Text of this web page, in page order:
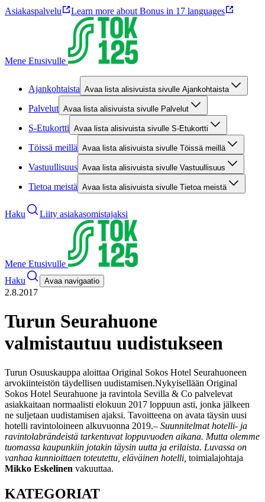
Asiakaspalvelu Learn more about Bonus in 17 languages
Mene Etusivulle
Ajankohtaista Avaa lista alisivuista sivulle Ajankohtaista
Palvelut Avaa lista alisivuista sivulle Palvelut
S-Etukortti Avaa lista alisivuista sivulle S-Etukortti
Töissä meillä Avaa lista alisivuista sivulle Töissä meillä
Vastuullisuus Avaa lista alisivuista sivulle Vastuullisuus
Tietoa meistä Avaa lista alisivuista sivulle Tietoa meistä
Haku Liity asiakasomistajaksi
Mene Etusivulle
Haku
Avaa navigaatio
2.8.2017
Turun Seurahuone
valmistautuu uudistukseen
Turun Osuuskauppa aloittaa Original Sokos Hotel Seurahuoneen
arvokiinteistön täydellisen uudistamisen.Nykyisellään Original
Sokos Hotel Seurahuone ja ravintola Sevilla & Co palvelevat
asiakkaitaan normaalisti elokuun 2017 loppuun asti, jonka jälkeen
ne suljetaan uudistamisen ajaksi. Tavoitteena on avata täysin uusi
hotelli ravintoloineen alkuvuonna 2019.– Suunnitelmat hotelli- ja
ravintolabrändeistä tarkentuvat loppuvuoden aikana. Mutta olemme
tuomassa kaupunkiin jotakin täysin uutta ja erilaista. Luvassa on
vanhaa kunnioittaen toteutettu, eläväinen hotelli, toimialajohtaja
Mikko Eskelinen vakuuttaa.
KATEGORIAT